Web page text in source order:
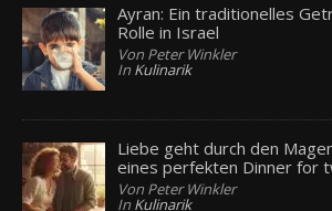
Ayran: Ein traditionelles
Rolle in Israel
Von Peter Winkler
In Kulinarik
Liebe geht durch den
eines perfekten Dinner for
Von Peter Winkler
In Kulinarik